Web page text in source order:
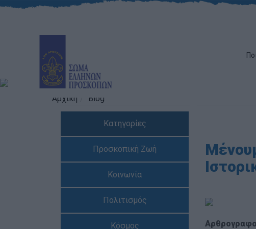
Αρχική Blog
Κατηγορίες
Προσκοπική Ζωή
Κοινωνία
Πολιτισμός
Κόσμος